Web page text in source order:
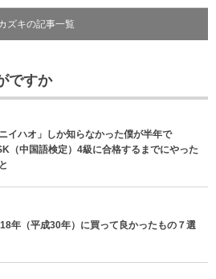
ズキの記事一覧
ですか
ニイハオ」しか知らなかった僕が半年で
（中国語検定）4級に合格するまでにやった
年（平成30年）に買って良かったもの７選